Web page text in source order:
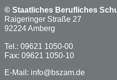
© Staatliches Berufliches
Raigeringer Straße 27
92224 Amberg
Tel.: 09621 1050-00
Fax: 09621 1050-10
E-Mail: info@bszam.de